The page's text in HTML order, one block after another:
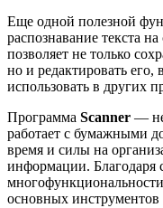
Еще одной полезной
распознавание текста
позволяет не только
но и редактировать
использовать в других
Программа Scanner —
работает с бумажными
время и силы на
информации. Благодаря
основных